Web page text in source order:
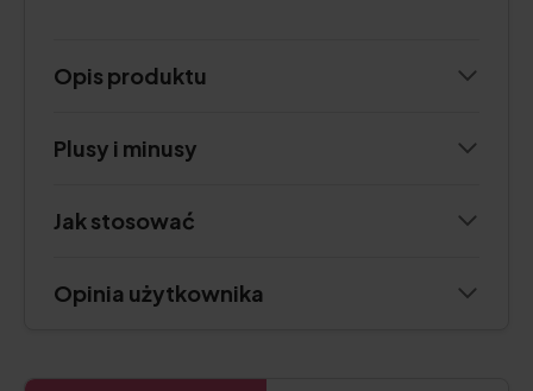
Opis produktu
Plusy i minusy
Jak stosować
Opinia użytkownika